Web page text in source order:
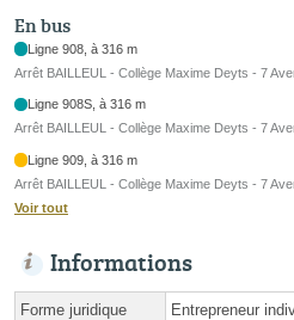
En bus
Ligne 908, à 316 m
Arrêt BAILLEUL - Collège Maxime Deyts - 7
Ligne 908S, à 316 m
Arrêt BAILLEUL - Collège Maxime Deyts - 7
Ligne 909, à 316 m
Arrêt BAILLEUL - Collège Maxime Deyts - 7
Voir tout
Informations
Forme juridique Entrepreneur